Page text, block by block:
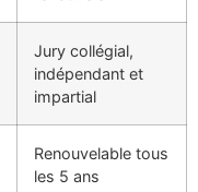
Jury collégial,
indépendant et
impartial
Renouvelable tous
les 5 ans